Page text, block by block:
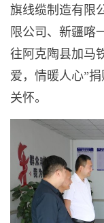
旗线缆制造有限
限公司、新疆喀
往阿克陶县加马
爱，情暖人心”
关怀。